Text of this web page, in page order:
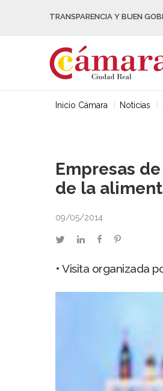
TRANSPARENCIA Y BUEN
Inicio Cámara Noticias
Empresas
de la
09/05/2014
twitterlinkedinfacebookpinterest
• Visita organizada